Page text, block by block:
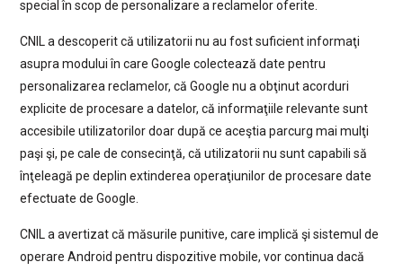
special în scop de personalizare a reclamelor oferite.
CNIL a descoperit că utilizatorii nu au fost suficient informaţi
asupra modului în care Google colectează date pentru
personalizarea reclamelor, că Google nu a obţinut acorduri
explicite de procesare a datelor, că informaţiile relevante sunt
accesibile utilizatorilor doar după ce aceştia parcurg mai mulţi
paşi şi, pe cale de consecinţă, că utilizatorii nu sunt capabili să
înţeleagă pe deplin extinderea operaţiunilor de procesare date
efectuate de Google.
CNIL a avertizat că măsurile punitive, care implică şi sistemul de
operare Android pentru dispozitive mobile, vor continua dacă